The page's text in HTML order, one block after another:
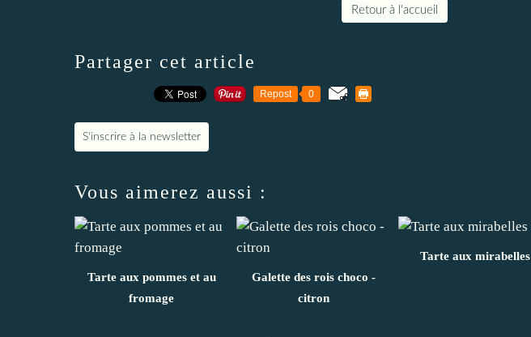
Retour à l'accueil
Partager cet article
Repost 0
S'inscrire à la newsletter
Vous aimerez aussi :
Tarte aux pommes et au
fromage
Galette des rois choco -
citron
Tarte aux mirabelles